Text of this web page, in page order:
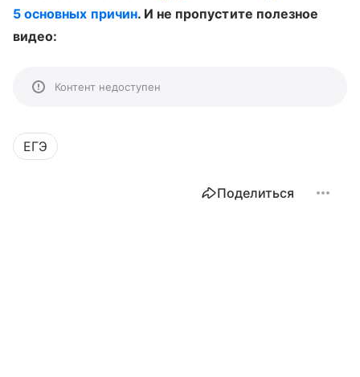
5 основных причин. И не пропустите полезное
видео:
Контент недоступен
ЕГЭ
Поделиться